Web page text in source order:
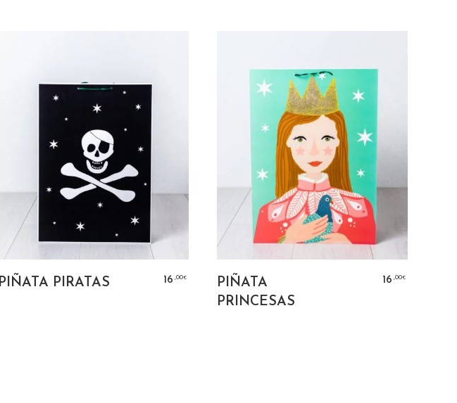
AÑADIR AL CARRITO
PIÑATA PIRATAS 16 ,00€
PIÑATA
PRINCESAS
16 ,00€